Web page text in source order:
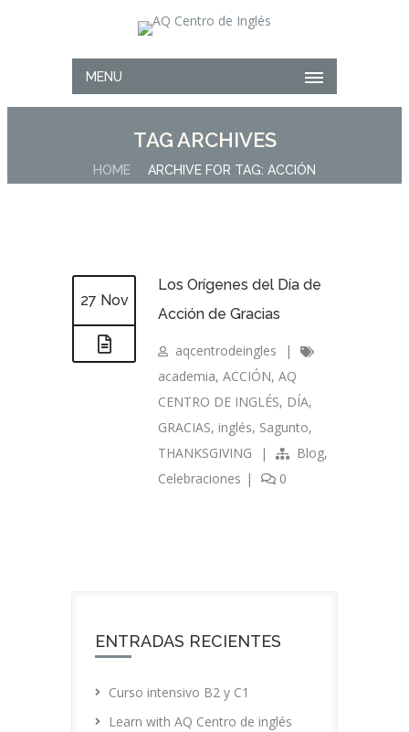
MENU
TAG ARCHIVES
HOME ARCHIVE FOR TAG: ACCIÓN
27 Nov
Los Orígenes del Día de
Acción de Gracias
aqcentrodeingles
|
academia, ACCIÓN, AQ
CENTRO DE INGLÉS, DÍA,
GRACIAS, inglés, Sagunto,
THANKSGIVING
| Blog,
Celebraciones | 0
ENTRADAS RECIENTES
Curso intensivo B2 y C1
Learn with AQ Centro de inglés